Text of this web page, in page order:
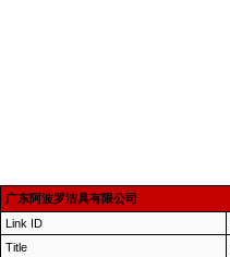
广东阿波罗洁具有限公司
Link ID
Title